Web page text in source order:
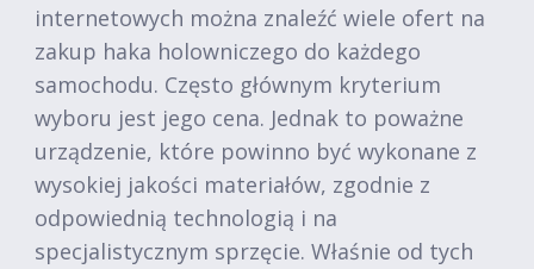
internetowych można znaleźć wiele ofert na
zakup haka holowniczego do każdego
samochodu. Często głównym kryterium
wyboru jest jego cena. Jednak to poważne
urządzenie, które powinno być wykonane z
wysokiej jakości materiałów, zgodnie z
odpowiednią technologią i na
specjalistycznym sprzęcie. Właśnie od tych